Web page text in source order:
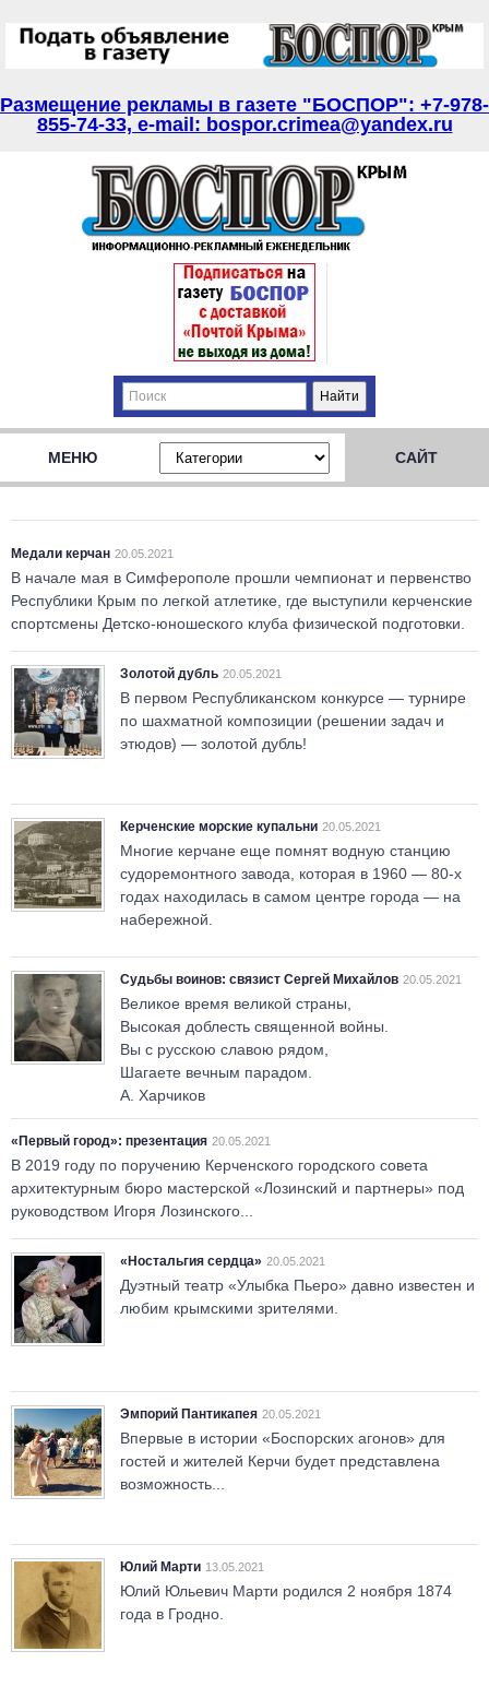
Размещение рекламы в газете "БОСПОР": +7-978-
855-74-33, e-mail: bospor.crimea@yandex.ru
МЕНЮ САЙТ
Медали керчан 20.05.2021
В начале мая в Симферополе прошли чемпионат и первенство
Республики Крым по легкой атлетике, где выступили керченские
спорт­смены Детско-юношеского клуба физической подготовки.
Золотой дубль 20.05.2021
В первом Республиканском конкурсе — турнире
по шахматной композиции (решении задач и
этюдов) — золотой дубль!
Керченские морские купальни 20.05.2021
Многие керчане еще помнят водную станцию
судоремонтного завода, которая в 1960 — 80-х
годах находилась в самом центре города — на
набережной.
Судьбы воинов: связист Сергей Михайлов 20.05.2021
Великое время великой страны,
Высокая доблесть священной войны.
Вы с русскою славою рядом,
Шагаете вечным парадом.
А. Харчиков
«Первый город»: презентация 20.05.2021
В 2019 году по поручению Керченского городского совета
архитектурным бюро мастерской «Лозинский и партнеры» под
руководством Игоря Лозинского...
«Ностальгия сердца» 20.05.2021
Дуэтный театр «Улыбка Пьеро» давно известен и
любим крымскими зрителями.
Эмпорий Пантикапея 20.05.2021
Впервые в истории «Боспорских агонов» для
гостей и жителей Керчи будет представлена
возможность...
Юлий Марти 13.05.2021
Юлий Юльевич Марти родился 2 ноября 1874
года в Гродно.